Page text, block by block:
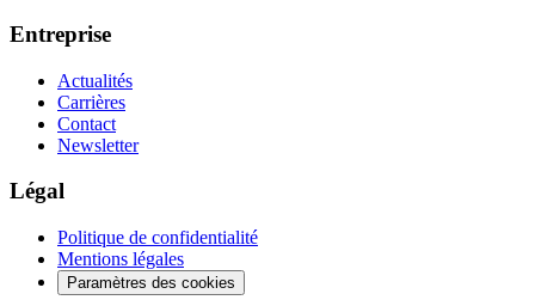
Entreprise
Actualités
Carrières
Contact
Newsletter
Légal
Politique de confidentialité
Mentions légales
Paramètres des cookies